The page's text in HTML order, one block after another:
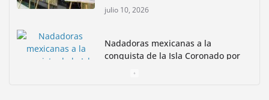
julio 10, 2026
Nadadoras mexicanas a la
conquista de la Isla Coronado por